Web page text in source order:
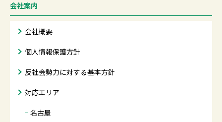
会社案内
会社概要
個人情報保護方針
反社会勢力に対する基本方針
対応エリア
− 名古屋